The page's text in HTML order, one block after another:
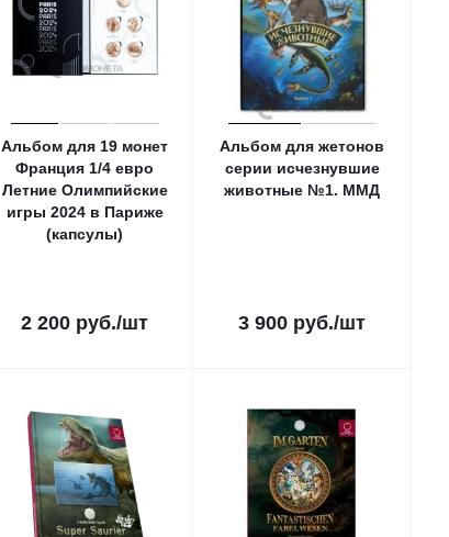
Альбом для 19 монет
Франция 1/4 евро
Летние Олимпийские
игры 2024 в Париже
(капсулы)
2 200 руб./шт
Альбом для жетонов
серии исчезнувшие
животные №1. ММД
3 900 руб./шт